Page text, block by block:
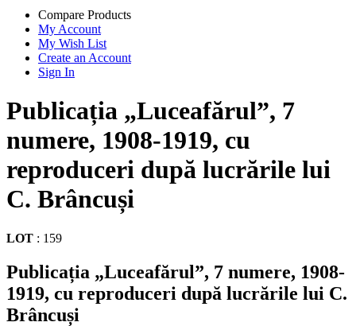
Compare Products
My Account
My Wish List
Create an Account
Sign In
Publicația „Luceafărul”, 7
numere, 1908-1919, cu
reproduceri după lucrările lui
C. Brâncuși
LOT : 159
Publicația „Luceafărul”, 7 numere, 1908-
1919, cu reproduceri după lucrările lui C.
Brâncuși